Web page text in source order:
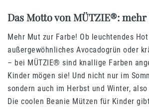
Das Motto von MÜTZIE®: mehr
Mehr Mut zur Farbe! Ob leuchtendes
außergewöhnliches Avocadogrün oder
– bei MÜTZIE® sind knallige Farben
Kinder mögen sie! Und nicht nur im
sondern auch im Herbst und Winter,
Die coolen Beanie Mützen für Kinder